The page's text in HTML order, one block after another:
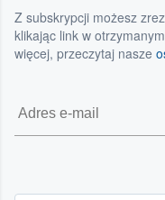
Z subskrypcji możesz
klikając link w
więcej, przeczytaj nasze